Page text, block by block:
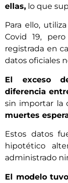
ellas, lo que
Para ello,
Covid 19,
registrada en
datos oficiales
El exceso
diferencia
sin importar la
muertes
Estos datos
hipotético
administrado
El modelo